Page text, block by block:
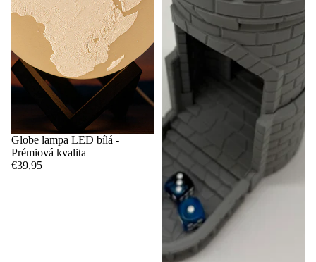
Globe lampa LED bílá -
Prémiová kvalita
€39,95